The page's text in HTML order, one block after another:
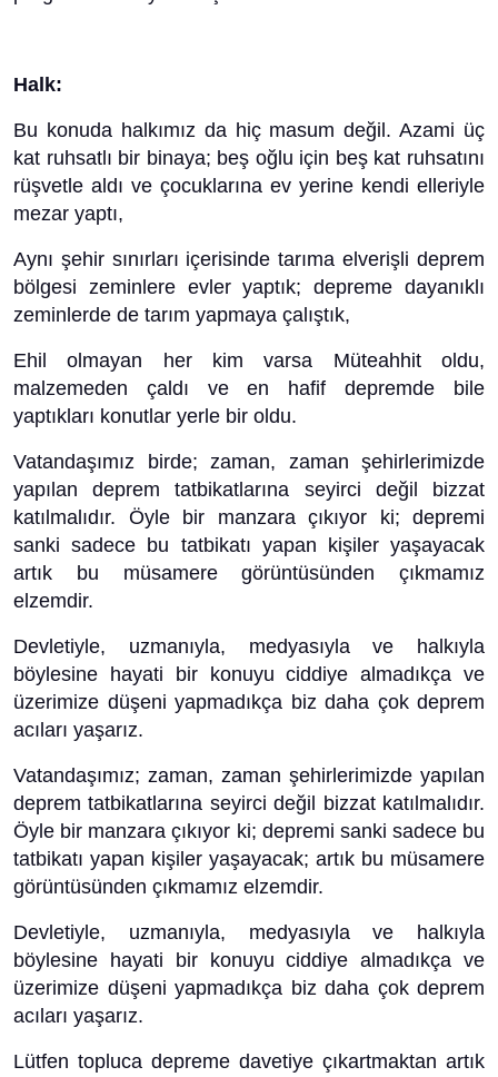
Halk:
Bu konuda halkımız da hiç masum değil. Azami üç
kat ruhsatlı bir binaya; beş oğlu için beş kat ruhsatını
rüşvetle aldı ve çocuklarına ev yerine kendi elleriyle
mezar yaptı,
Aynı şehir sınırları içerisinde tarıma elverişli deprem
bölgesi zeminlere evler yaptık; depreme dayanıklı
zeminlerde de tarım yapmaya çalıştık,
Ehil olmayan her kim varsa Müteahhit oldu,
malzemeden çaldı ve en hafif depremde bile
yaptıkları konutlar yerle bir oldu.
Vatandaşımız birde; zaman, zaman şehirlerimizde
yapılan deprem tatbikatlarına seyirci değil bizzat
katılmalıdır. Öyle bir manzara çıkıyor ki; depremi
sanki sadece bu tatbikatı yapan kişiler yaşayacak
artık bu müsamere görüntüsünden çıkmamız
elzemdir.
Devletiyle, uzmanıyla, medyasıyla ve halkıyla
böylesine hayati bir konuyu ciddiye almadıkça ve
üzerimize düşeni yapmadıkça biz daha çok deprem
acıları yaşarız.
Vatandaşımız; zaman, zaman şehirlerimizde yapılan
deprem tatbikatlarına seyirci değil bizzat katılmalıdır.
Öyle bir manzara çıkıyor ki; depremi sanki sadece bu
tatbikatı yapan kişiler yaşayacak; artık bu müsamere
görüntüsünden çıkmamız elzemdir.
Devletiyle, uzmanıyla, medyasıyla ve halkıyla
böylesine hayati bir konuyu ciddiye almadıkça ve
üzerimize düşeni yapmadıkça biz daha çok deprem
acıları yaşarız.
Lütfen topluca depreme davetiye çıkartmaktan artık